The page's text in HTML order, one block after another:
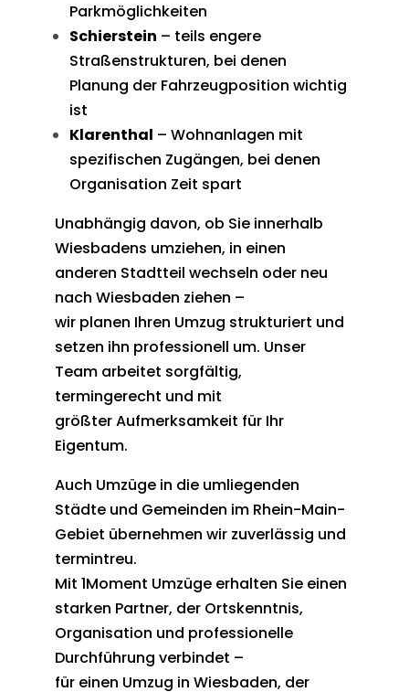
Parkmöglichkeiten
Schierstein – teils engere
Straßenstrukturen, bei denen
Planung der Fahrzeugposition wichtig
ist
Klarenthal – Wohnanlagen mit
spezifischen Zugängen, bei denen
Organisation Zeit spart
Unabhängig davon, ob Sie innerhalb
Wiesbadens umziehen, in einen
anderen Stadtteil wechseln oder neu
nach Wiesbaden ziehen –
wir planen Ihren Umzug strukturiert und
setzen ihn professionell um. Unser
Team arbeitet sorgfältig,
termingerecht und mit
größter Aufmerksamkeit für Ihr
Eigentum.
Auch Umzüge in die umliegenden
Städte und Gemeinden im Rhein-Main-
Gebiet übernehmen wir zuverlässig und
termintreu.
Mit 1Moment Umzüge erhalten Sie einen
starken Partner, der Ortskenntnis,
Organisation und professionelle
Durchführung verbindet –
für einen Umzug in Wiesbaden, der